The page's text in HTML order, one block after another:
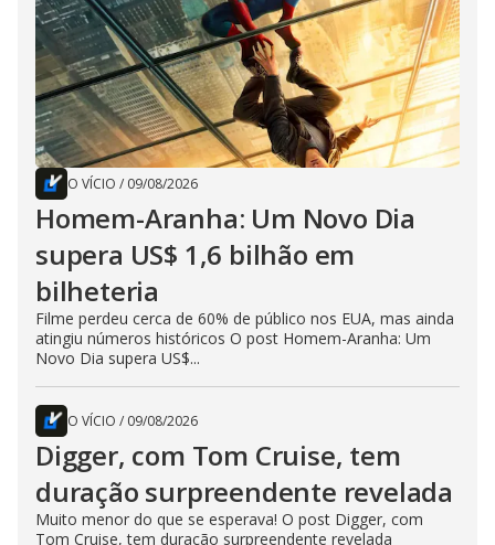
O VÍCIO / 09/08/2026
Homem-Aranha: Um Novo Dia
supera US$ 1,6 bilhão em
bilheteria
Filme perdeu cerca de 60% de público nos EUA, mas ainda
atingiu números históricos O post Homem-Aranha: Um
Novo Dia supera US$...
O VÍCIO / 09/08/2026
Digger, com Tom Cruise, tem
duração surpreendente revelada
Muito menor do que se esperava! O post Digger, com
Tom Cruise, tem duração surpreendente revelada